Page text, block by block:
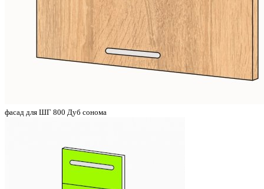
фасад для ШГ 800 Дуб сонома